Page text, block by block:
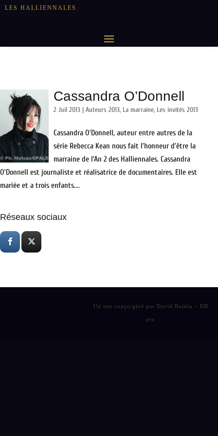
LES HALLIENNALES
Cassandra O’Donnell
2 Juil 2013| Auteurs 2013, La marraine, Les invités 2013
Cassandra O’Donnell, auteur entre autres de la
série Rebecca Kean nous fait l’honneur d’être la
marraine de l’An 2 des Halliennales. Cassandra
O’Donnell est journaliste et réalisatrice de documentaires. Elle est
mariée et a trois enfants....
Réseaux sociaux
Un site conçu/géré par David Boidin – DB
pro